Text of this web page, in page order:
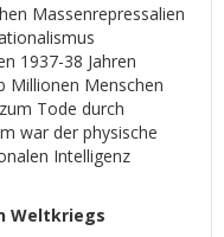
Massenrepressalien
1937-38 Jahren
Millionen Menschen
Tode durch
war der physische
Intelligenz
Weltkriegs